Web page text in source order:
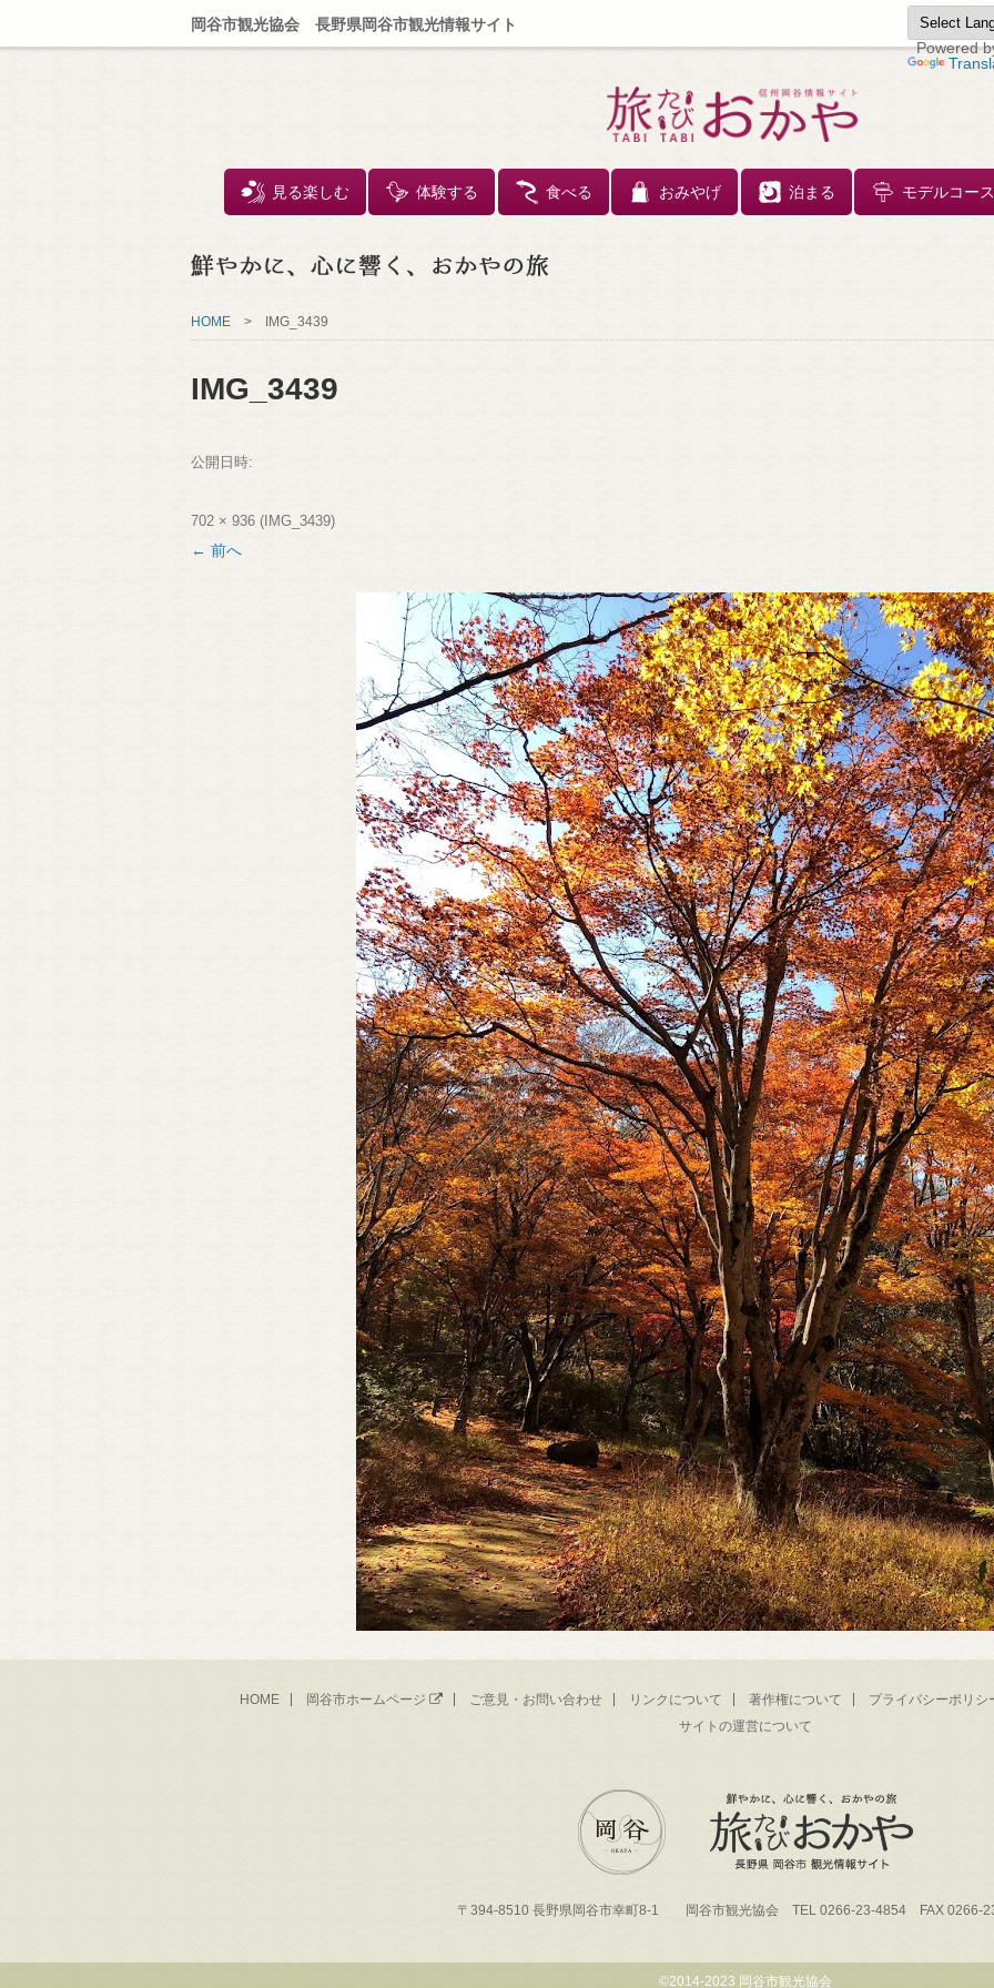
コンテンツへスキップ
見る楽しむ
体験する 食べる おみやげ 泊まる モデルコース
岡谷市観光協会 長野県岡谷市観光情報サイト
Powered
HOME > IMG_3439
IMG_3439
公開日時:
702 × 936 ( IMG_3439)
← 前へ
HOME 岡谷市ホームページ ご意見・お問い合わせ リンクについて 著作権について
プライバシーポリ
サイトの運営について
〒394-8510 長野県岡谷市幸町8-1 岡谷市観光協会 TEL 0266-23-4854 FAX 0266-
©2014-2023 岡谷市観光協会